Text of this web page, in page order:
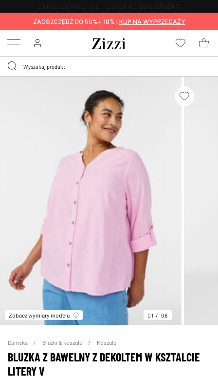
ZAOSZCZĘDŹ DO 50%+ 10% | KUP NA WYPRZEDAŻY
Menu
Zobacz wymiary modelu 01 06
Damska Bluzki & koszule Koszule
BLUZKA Z BAWELNY Z DEKOLTEM W KSZTALCIE
LITERY V